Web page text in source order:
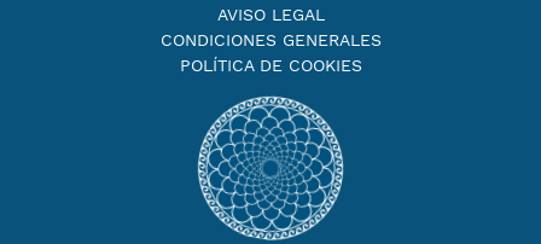
AVISO LEGAL
CONDICIONES GENERALES
POLÍTICA DE COOKIES